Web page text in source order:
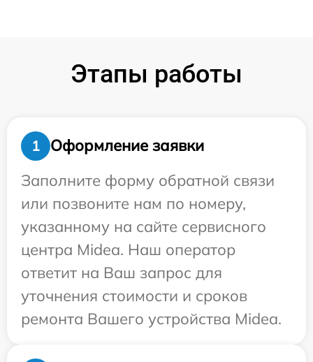
Этапы работы
1
Оформление заявки
Заполните форму обратной связи
или позвоните нам по номеру,
указанному на сайте сервисного
центра Midea. Наш оператор
ответит на Ваш запрос для
уточнения стоимости и сроков
ремонта Вашего устройства Midea.